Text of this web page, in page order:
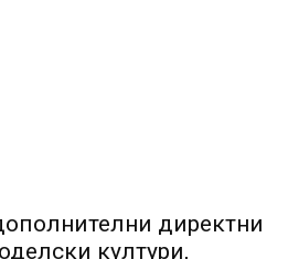
директни
култури,